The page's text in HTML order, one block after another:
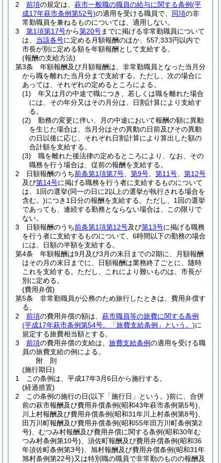
2
前項の規定は、 萩市一般職の職員の給与に関する条例(平
成17年萩市条例第52号)の適用を受ける職員で、 同項の非
常勤職員を兼ねるものについては、適用しない。
3
第1項第17号から第20号までに掲げる非常勤職員について
は、 当該各号に定める月額報酬のほか、557,333円以内で
市長が別に定める額を年額報酬として支給する。
(報酬の支給方法)
第3条
年額報酬及び月額報酬は、非常勤職員となった当月分
から職を離れた当月分まで支給する。 ただし、次の場合に
あっては、それぞれの定めるところによる。
(1)
年又は月の中途で職につき、若しくは職を離れた場合
には、その年分又はその月分は、日割計算により支給す
る。
(2)
勤務の変更に伴い、月の中途において報酬の額に異動
を生じた場合は、当月分はその異動の日前及びその異動
の日以後に応じ、それぞれ日割計算により算出した額の
合計額を支給する。
(3)
職を離れた後法律の定めるところにより、なお、その
職務を行う場合は、従前の報酬を支給する。
2
日額報酬のうち前条第1項第7号 第9号 第11号
第12号
及び第14号に掲げる職務を行う者に支給するものについて
は、1回の選挙(同一の日に2以上の選挙が執行される場合を
含む。)につき1日分の報酬を支給する。 ただし、1回の選挙
であっても、連続する勤務とならない場合は、この限りで
ない。
3
日額報酬のうち前条第1項第12号及び第13号に掲げる職務
を行う者に支給するものについて、6時間以下の勤務の場合
には、日額の半額を支給する。
第4条
年額報酬は9月及び3月の末日までの2期に、月額報酬
はその月の末日までに、日額報酬は業務終了ごとに、随時
これを支給する。 ただし、これにより難いものは、市長が
別に定める。
(費用弁償)
第5条
非常勤職員が公務のため旅行したときは、費用弁償す
る。
2
前項の費用弁償の額は、 萩市職員等の旅費に関する条例
(平成17年萩市条例第54号。「旅費支給条例」という。)に
規定する旅費相当額とする。
3
前項の費用弁償の支給は、 旅費支給条例の適用を受ける職
員の旅費支給の例による。
附 則
(施行期日)
1
この条例は、平成17年3月6日から施行する。
(経過措置)
2
この条例の施行の日(以下「施行日」という。)前に、合併
前の萩市報酬及び費用弁償条例(昭和43年萩市条例第5号)
川上村報酬及び費用弁償条例(昭和31年川上村条例第8号)
田万川町報酬及び費用弁償条例(昭和55年田万川町条例第2
号) 、むつみ村報酬及び費用弁償に関する条例(昭和30年む
つみ村条例第10号) 、須佐町報酬及び費用弁償条例(昭和36
年須佐町条例第3号) 、旭村報酬及び費用弁償条例(昭和31年
旭村条例第22号)又は特別職の職員で非常勤のものの報酬及